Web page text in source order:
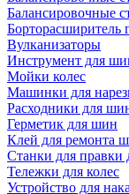
Балансировочные
Борторасширитель
Вулканизаторы
Инструмент для
Мойки колес
Машинки для
Расходники для
Герметик для шин
Клей для ремонта
Станки для правки
Тележки для колес
Устройство для